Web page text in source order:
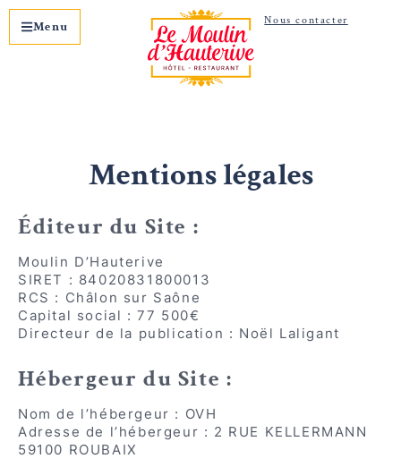
Menu Nous contacter
Mentions légales
Éditeur du Site :
Moulin D’Hauterive
SIRET : 84020831800013
RCS : Châlon sur Saône
Capital social : 77 500€
Directeur de la publication : Noël Laligant
Hébergeur du Site :
Nom de l’hébergeur : OVH
Adresse de l’hébergeur : 2 RUE KELLERMANN
59100 ROUBAIX